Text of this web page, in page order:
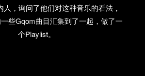
人，询问了他们对这种音乐的看法，
些Gqom曲目汇集到了一起，做了一
个Playlist。